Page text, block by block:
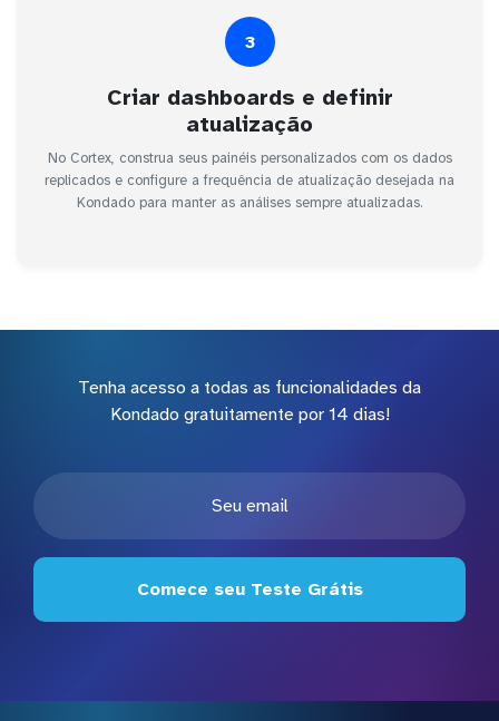
3
Criar dashboards e definir
atualização
No Cortex, construa seus painéis personalizados com os dados
replicados e configure a frequência de atualização desejada na
Kondado para manter as análises sempre atualizadas.
Tenha acesso a todas as funcionalidades da
Kondado gratuitamente por 14 dias!
Comece seu Teste Grátis